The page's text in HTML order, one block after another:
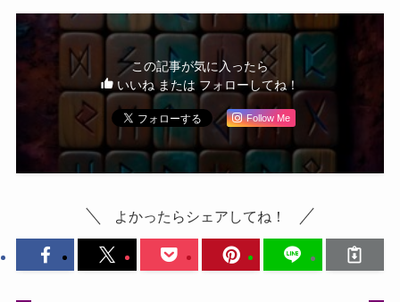
この記事が気に入ったら
いいね または フォローしてね！
Follow Me
よかったらシェアしてね！